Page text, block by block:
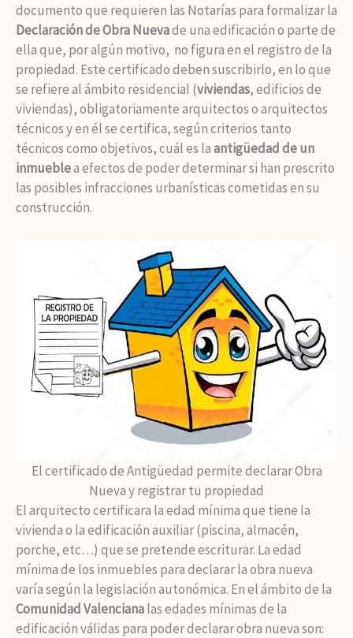
documento que requieren las Notarías para formalizar la
Declaración de Obra Nuevade una edificación o parte de
ella que, por algún motivo, no figura en el registro de la
propiedad. Este certificado deben suscribirlo, en lo que
se refiere al ámbito residencial (viviendas, edificios de
viviendas), obligatoriamente arquitectos o arquitectos
técnicos y en él se certifica, según criterios tanto
técnicos como objetivos, cuál es laantigüedad de un
inmueblea efectos de poder determinar si han prescrito
las posibles infracciones urbanísticas cometidas en su
construcción.
El certificado de Antigüedad permite declarar Obra
Nueva y registrar tu propiedad
El arquitecto certificara la edad mínima que tiene la
vivienda o la edificación auxiliar (piscina, almacén,
porche, etc…) que se pretende escriturar. La edad
mínima de los inmuebles para declarar la obra nueva
varía según la legislación autonómica. En el ámbito de la
Comunidad Valencianalas edades mínimas de la
edificación válidas para poder declarar obra nueva son: